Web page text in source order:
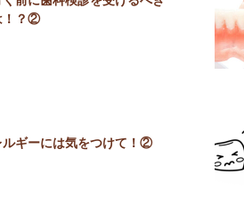
！？②
ルギーには気をつけて！②